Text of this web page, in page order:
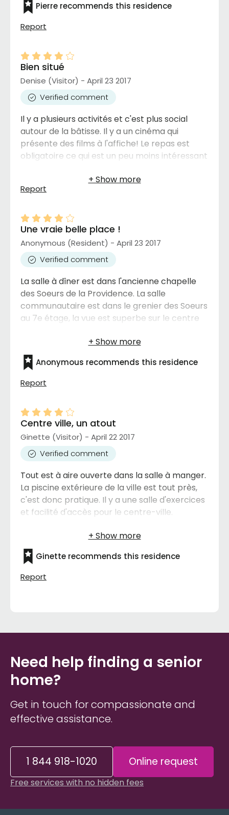
Pierre recommends this residence
Report
Bien situé
Denise (Visitor) - April 23 2017
Verified comment
Il y a plusieurs activités et c'est plus social
autour de la bâtisse. Il y a un cinéma qui
présente des films à l'affiche! Le repas est
obligatoire ce qui est un peu moins intéressant
Report
Une vraie belle place !
Anonymous (Resident) - April 23 2017
Verified comment
La salle à dîner est dans l'ancienne chapelle
des Soeurs de la Providence. La salle
communautaire est dans le grenier des Soeurs
au 7e étage, la vue est superbe sur le centre
humain, chaleureux. On sent l'énergie des
vielles Soeurs ..... on se sent dans un hôtel !
Cour extérieur avec BBQ et plein de
commodité... une vraie belle place .
Anonymous recommends this residence
Report
Centre ville, un atout
Ginette (Visitor) - April 22 2017
Verified comment
Tout est à aire ouverte dans la salle à manger.
La piscine extérieure de la ville est tout près,
c'est donc pratique. Il y a une salle d'exercices
et facilité d'accès pour le centre-ville.
Ginette recommends this residence
Report
Need help finding a senior
home?
Get in touch for compassionate and
effective assistance.
1 844 918-1020 Online request
Free services with no hidden fees